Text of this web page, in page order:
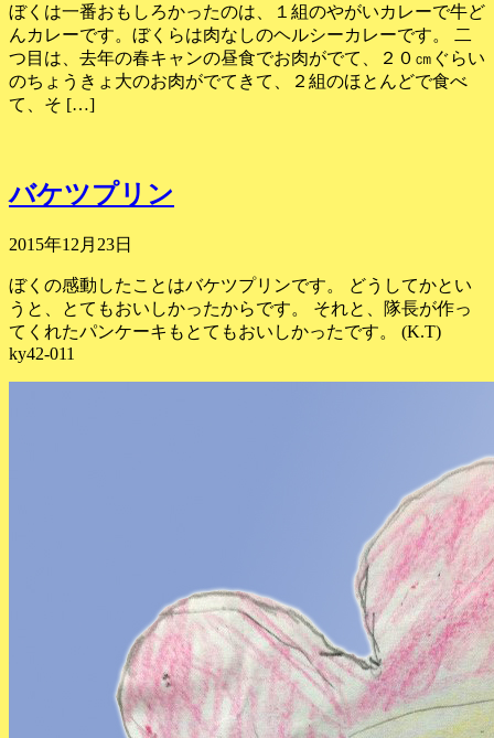
ぼくは一番おもしろかったのは、１組のやがいカレーで牛ど
んカレーです。ぼくらは肉なしのヘルシーカレーです。 二
つ目は、去年の春キャンの昼食でお肉がでて、２０㎝ぐらい
のちょうきょ大のお肉がでてきて、２組のほとんどで食べ
て、そ […]
バケツプリン
2015年12月23日
ぼくの感動したことはバケツプリンです。 どうしてかとい
うと、とてもおいしかったからです。 それと、隊長が作っ
てくれたパンケーキもとてもおいしかったです。 (K.T)
ky42-011